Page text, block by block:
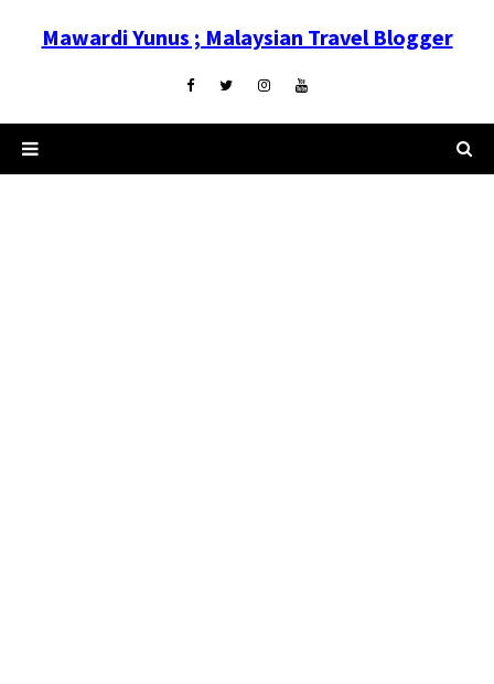
Mawardi Yunus ; Malaysian Travel Blogger